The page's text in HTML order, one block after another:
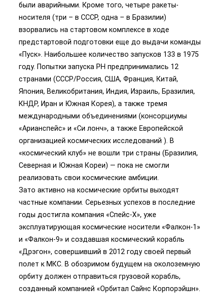
были аварийными. Кроме того, четыре ракеты-
носителя (три – в СССР, одна – в Бразилии)
взорвались на стартовом комплексе в ходе
предстартовой подготовки еще до выдачи команды
«Пуск». Наибольшее количество запусков 133 в 1975
году. Попытки запуска РН предпринимались 12
странами (СССР/Россия, США, Франция, Китай,
Япония, Великобритания, Индия, Израиль, Бразилия,
КНДР, Иран и Южная Корея), а также тремя
международными объединениями (консорциумы
«Арианспейс» и «Си лонч», а также Европейской
организацией космических исследований ). В
«космический клуб» не вошли три страны (Бразилия,
Северная и Южная Кореи) — пока не смогли
реализовать свои космические амбиции.
Зато активно на космические орбиты выходят
частные компании. Серьезных успехов в последние
годы достигла компания «Спейс-Х», уже
эксплуатирующая космические носители «Фалкон-1»
и «Фалкон-9» и создавшая космический корабль
«Дрэгон», совершивший в 2012 году своей первый
полет к МКС. В обозримом будущем на околоземную
орбиту должен отправиться грузовой корабль,
созданный компанией «Орбитал Сайнс Корпорэйшн».